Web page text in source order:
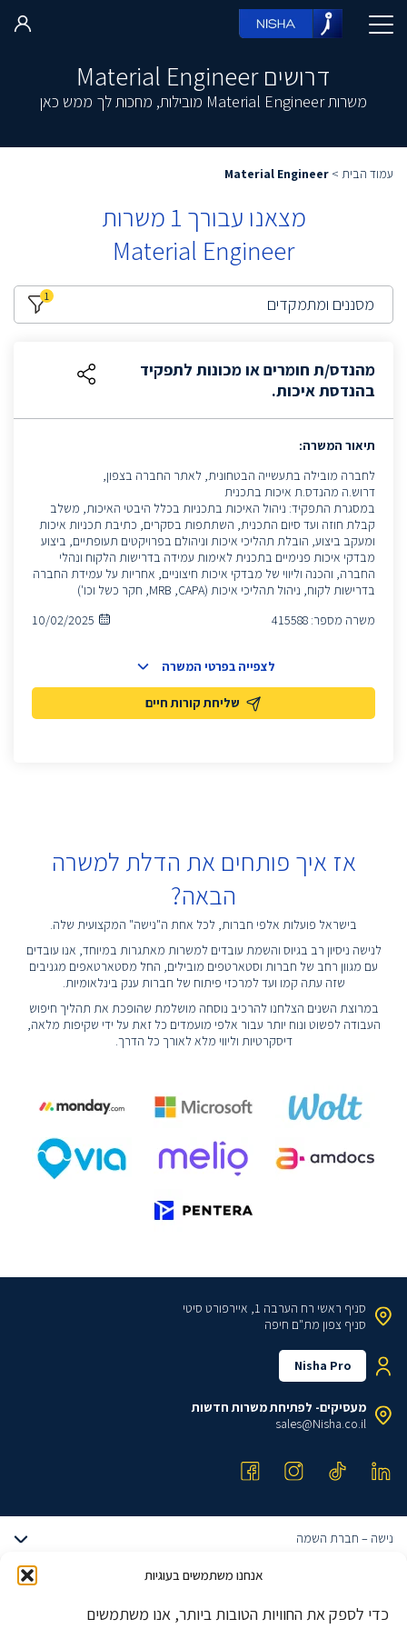
אנחנו משתמשים בעוגיות
כדי לספק את החוויות הטובות ביותר, אנו משתמשים
דרושים Material Engineer
משרות Material Engineer מובילות, מחכות לך ממש כאן
עמוד הבית >
Material Engineer
מצאנו עבורך 1 משרות
Material Engineer
מסננים ומתמקדים 1
מהנדס/ת חומרים או מכונות לתפקיד
בהנדסת איכות.
תיאור המשרה:
לחברה מובילה בתעשייה הבטחונית, לאתר החברה בצפון,
דרוש.ה מהנדס.ת איכות בתכנית
במסגרת התפקיד: ניהול האיכות בתכניות בכלל היבטי האיכות, משלב
קבלת חוזה ועד סיום התכנית, השתתפות בסקרים, כתיבת תכניות איכות
ומעקב ביצוע, הובלת תהליכי איכות וניהולם בפרויקטים תעופתיים, ביצוע
מבדקי איכות פנימיים בתכנית לאימות עמידה בדרישות הלקוח ונהלי
החברה, והכנה וליווי של מבדקי איכות חיצוניים, אחריות על עמידת החברה
בדרישות לקוח, ניהול תהליכי איכות (MRB ,CAPA, חקר כשל וכו')
משרה מספר: 415588
10/02/2025
שליחת קורות חיים
לצפייה בפרטי המשרה
אז איך פותחים את הדלת למשרה
הבאה?
בישראל פועלות אלפי חברות, לכל אחת ה"נישה" המקצועית שלה.
לנישה ניסיון רב בגיוס והשמת עובדים למשרות מאתגרות במיוחד, אנו עובדים
עם מגוון רחב של חברות וסטארטפים מובילים, החל מסטארטאפים מגניבים
שזה עתה קמו ועד למרכזי פיתוח של חברות ענק בינלאומיות.
במרוצת השנים הצלחנו להרכיב נוסחה מושלמת שהופכת את תהליך חיפוש
העבודה לפשוט ונוח יותר עבור אלפי מועמדים כל זאת על ידי שקיפות מלאה,
דיסקרטיות וליווי מלא לאורך כל הדרך.
סניף ראשי רח הערבה 1, איירפורט סיטי
סניף צפון מת"ם חיפה
Nisha Pro
מעסיקים- לפתיחת משרות חדשות
sales@Nisha.co.il
נישה – חברת השמה
טבלאות שכר
דרושים מתכנתים